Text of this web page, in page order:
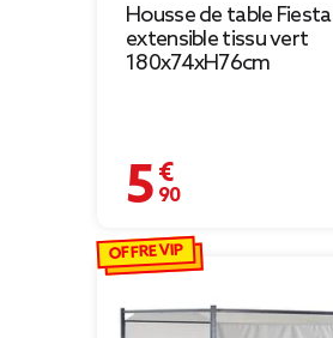
Housse de table Fiesta
extensible tissu vert
180x74xH76cm
5,90 €
OFFRE VIP